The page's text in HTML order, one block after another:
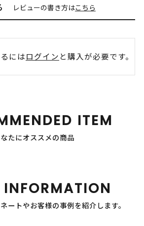
レビューの書き方はこちら
にはログイン と購入が必要です。
ITEM
たにオススメの商品
INFORMATION
ートやお客様の事例を紹介します。